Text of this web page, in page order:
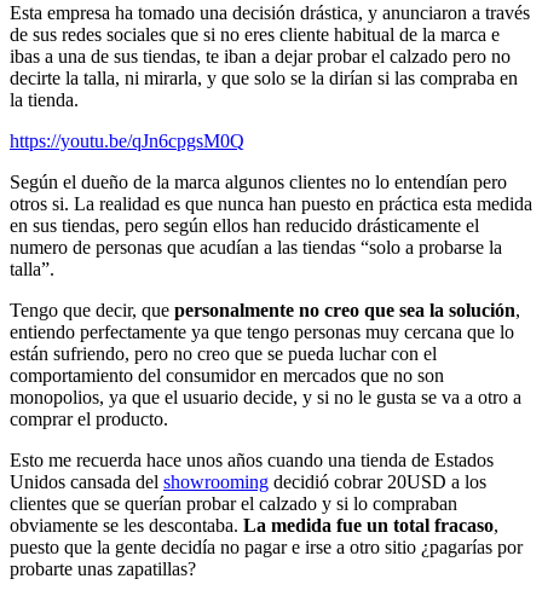
Esta empresa ha tomado una decisión drástica, y anunciaron a través
de sus redes sociales que si no eres cliente habitual de la marca e
ibas a una de sus tiendas, te iban a dejar probar el calzado pero no
decirte la talla, ni mirarla, y que solo se la dirían si las compraba en
la tienda.
https://youtu.be/qJn6cpgsM0Q
Según el dueño de la marca algunos clientes no lo entendían pero
otros si. La realidad es que nunca han puesto en práctica esta medida
en sus tiendas, pero según ellos han reducido drásticamente el
numero de personas que acudían a las tiendas “solo a probarse la
talla”.
Tengo que decir, que personalmente no creo que sea la solución,
entiendo perfectamente ya que tengo personas muy cercana que lo
están sufriendo, pero no creo que se pueda luchar con el
comportamiento del consumidor en mercados que no son
monopolios, ya que el usuario decide, y si no le gusta se va a otro a
comprar el producto.
Esto me recuerda hace unos años cuando una tienda de Estados
Unidos cansada del showrooming decidió cobrar 20USD a los
clientes que se querían probar el calzado y si lo compraban
obviamente se les descontaba. La medida fue un total fracaso,
puesto que la gente decidía no pagar e irse a otro sitio ¿pagarías por
probarte unas zapatillas?